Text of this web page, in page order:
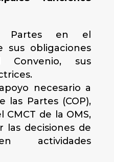
Partes en el
sus obligaciones
sus
necesario a
las Partes (COP),
de la OMS,
las decisiones de
actividades